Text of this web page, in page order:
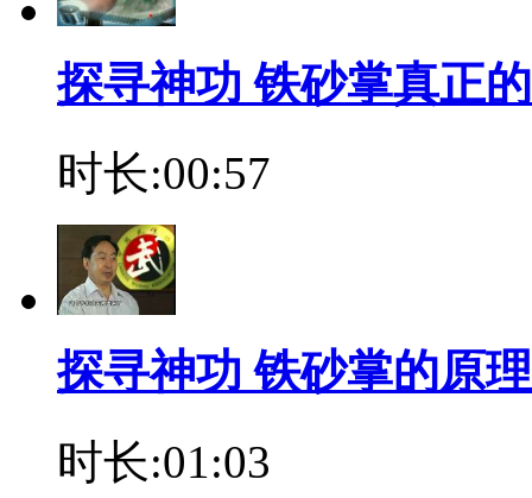
探寻神功 铁砂掌真正
时长:00:57
探寻神功 铁砂掌的原
时长:01:03